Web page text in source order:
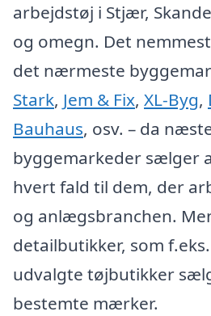
arbejdstøj i Stjær,
og omegn. Det
det nærmeste
Stark, Jem & Fix, XL-Byg,
Bauhaus, osv. – da
byggemarkeder sælger
hvert fald til dem, der
og anlægsbranchen.
detailbutikker, som
udvalgte tøjbutikker
bestemte mærker.